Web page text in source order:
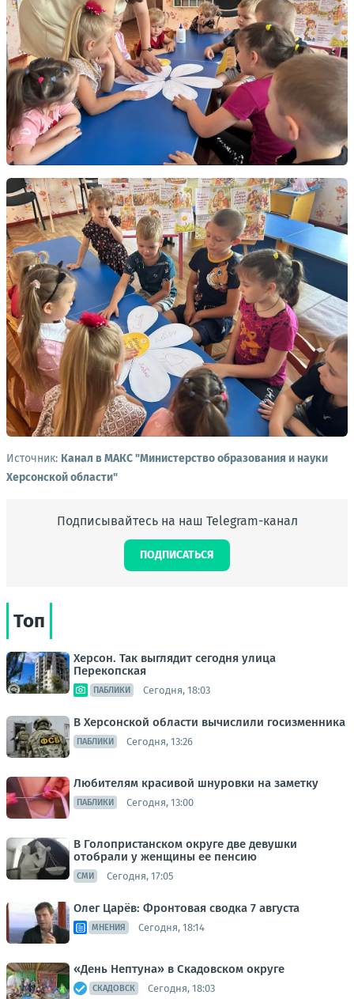
Источник: Канал в МАКС "Министерство образования и науки
Херсонской области"
Подписывайтесь на наш Telegram-канал
ПОДПИСАТЬСЯ
Топ
Херсон. Так выглядит сегодня улица
Перекопская
ПАБЛИКИ Сегодня, 18:03
В Херсонской области вычислили госизменника
ПАБЛИКИ Сегодня, 13:26
Любителям красивой шнуровки на заметку
ПАБЛИКИ Сегодня, 13:00
В Голопристанском округе две девушки
отобрали у женщины ее пенсию
СМИ Сегодня, 17:05
Олег Царёв: Фронтовая сводка 7 августа
МНЕНИЯ Сегодня, 18:14
«День Нептуна» в Скадовском округе
СКАДОВСК Сегодня, 18:03